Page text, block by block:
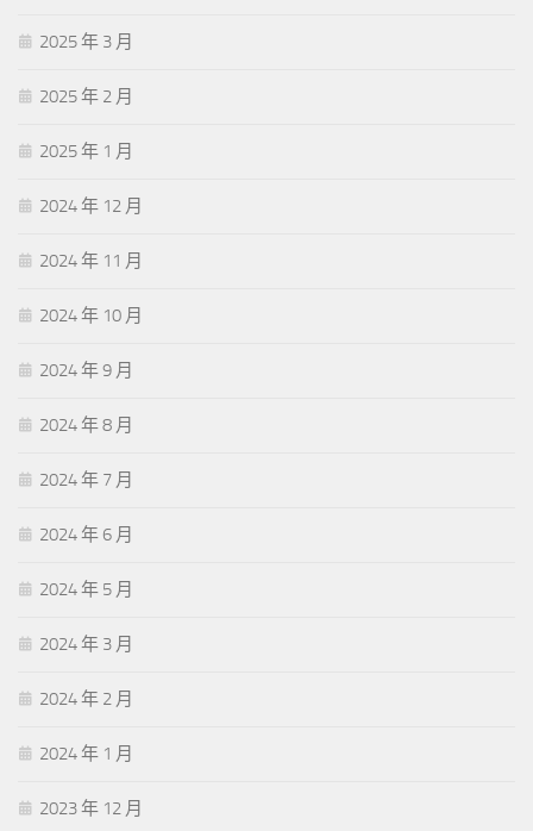
2025 年 3 月
2025 年 2 月
2025 年 1 月
2024 年 12 月
2024 年 11 月
2024 年 10 月
2024 年 9 月
2024 年 8 月
2024 年 7 月
2024 年 6 月
2024 年 5 月
2024 年 3 月
2024 年 2 月
2024 年 1 月
2023 年 12 月